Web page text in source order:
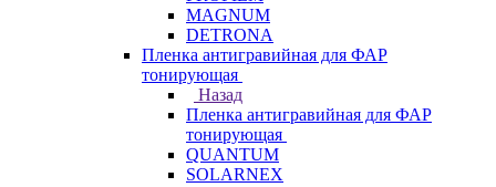
MAGNUM
DETRONA
Пленка антигравийная для ФАР
тонирующая
Назад
Пленка антигравийная для ФАР
тонирующая
QUANTUM
SOLARNEX